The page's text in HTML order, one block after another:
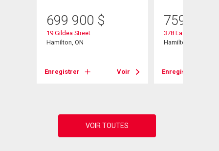
699 900 $
19 Gildea Street
Hamilton, ON
Enregistrer Voir
759 000
378 East 24th Street
Hamilton, ON
Enregistrer